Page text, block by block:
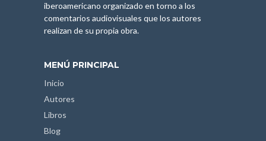
iberoamericano organizado en torno a los
comentarios audiovisuales que los autores
realizan de su propia obra.
MENÚ PRINCIPAL
Inicio
Autores
Libros
Blog